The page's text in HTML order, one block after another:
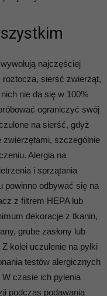
najczęściej
roztocza, sierść zwierząt,
nie da się w 100%
ograniczyć swój
na sierść, gdyż
zwierzętami, szczególnie
Alergia na
i sprzątania
powinno odbywać się na
z filtrem HEPA lub
dekoracje z tkanin,
grube zasłony lub
kolei uczulenie na pyłki
testów alergicznych
czasie ich pylenia
podczas podawania